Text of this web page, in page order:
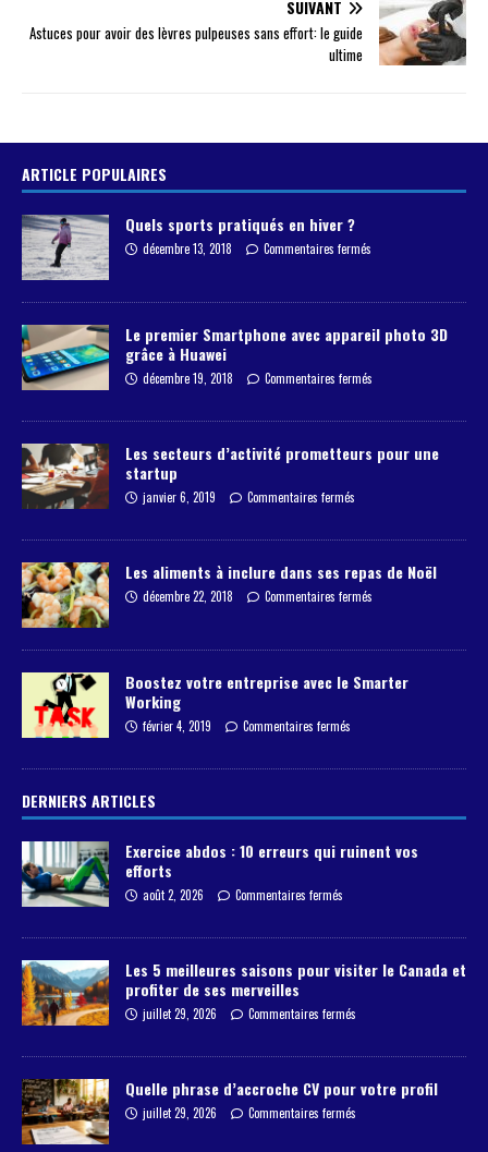
SUIVANT
Astuces pour avoir des lèvres pulpeuses sans effort: le guide
ultime
ARTICLE POPULAIRES
Quels sports pratiqués en hiver ?
décembre 13, 2018 Commentaires fermés
Le premier Smartphone avec appareil photo 3D
grâce à Huawei
décembre 19, 2018 Commentaires fermés
Les secteurs d’activité prometteurs pour une
startup
janvier 6, 2019 Commentaires fermés
Les aliments à inclure dans ses repas de Noël
décembre 22, 2018 Commentaires fermés
Boostez votre entreprise avec le Smarter
Working
février 4, 2019 Commentaires fermés
DERNIERS ARTICLES
Exercice abdos : 10 erreurs qui ruinent vos
efforts
août 2, 2026 Commentaires fermés
Les 5 meilleures saisons pour visiter le Canada et
profiter de ses merveilles
juillet 29, 2026 Commentaires fermés
Quelle phrase d’accroche CV pour votre profil
juillet 29, 2026 Commentaires fermés